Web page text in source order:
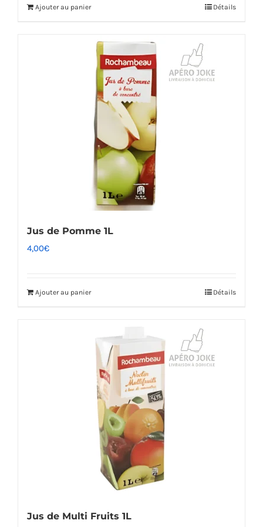
Ajouter au panier Détails
Jus de Pomme 1L
4,00€
Ajouter au panier Détails
Jus de Multi Fruits 1L